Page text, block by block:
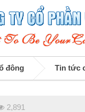
đông Tin tức
2,891